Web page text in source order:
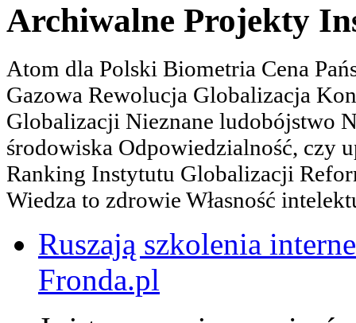
Archiwalne Projekty
Atom dla Polski Biometria Cena
Gazowa Rewolucja Globalizacja
Globalizacji Nieznane ludobójstwo
środowiska Odpowiedzialność, czy
Ranking Instytutu Globalizacji
Wiedza to zdrowie Własność
Ruszają szkolenia
Fronda.pl